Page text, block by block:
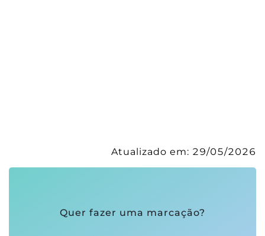
Atualizado em: 29/05/2026
Quer fazer uma marcação?